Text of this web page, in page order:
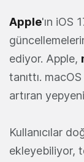
Apple'ın iOS
ediyor. Apple,
tanıttı.
artıran
Kullanıcılar
ekleyebiliyor,